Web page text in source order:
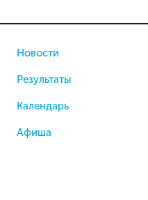
Новости
Результаты
Календарь
Афиша